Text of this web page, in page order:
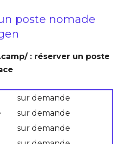
poste nomade
: réserver un poste
sur demande
sur demande
sur demande